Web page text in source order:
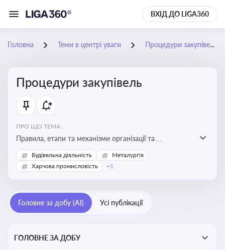
ВХІД ДО LIGA360
Головна Теми в центрі уваги Процедури закупівель
Процедури закупівель
ПРО ЩО ТЕМА:
Правила, етапи та механізми організації та
проведення закупівель товарів, робіт та послуг за
державні чи публічні кошти
Будівельна діяльність
Металургія
Харчова промисловість
+1
Головне за добу (AI) Усі публікації
ГОЛОВНЕ ЗА ДОБУ